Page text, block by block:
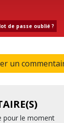
de passe oublié ?
un
pour le moment